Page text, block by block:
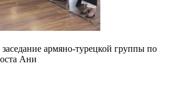
армяно-турецкой группы по
Ани